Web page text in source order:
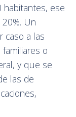
habitantes, ese
Un
caso a las
o
y que se
las de